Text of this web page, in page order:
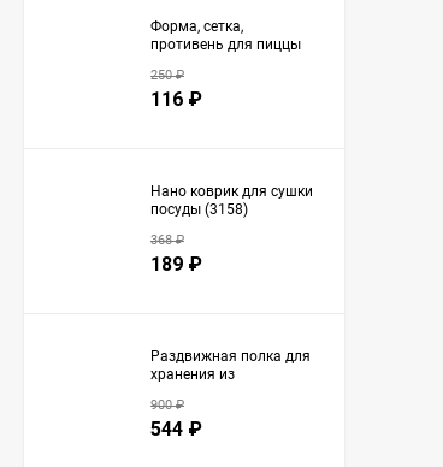
Форма, сетка,
противень для пиццы
250₽
116 ₽
Нано коврик для сушки
посуды (3158)
368₽
189 ₽
Раздвижная полка для
хранения из
Белая (3161)
900₽
544 ₽